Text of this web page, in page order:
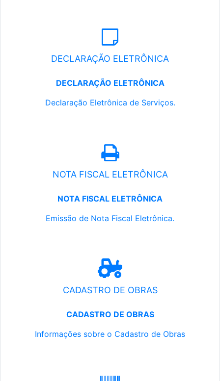
DECLARAÇÃO ELETRÔNICA
DECLARAÇÃO ELETRÔNICA
Declaração Eletrônica de Serviços.
NOTA FISCAL ELETRÔNICA
NOTA FISCAL ELETRÔNICA
Emissão de Nota Fiscal Eletrônica.
CADASTRO DE OBRAS
CADASTRO DE OBRAS
Informações sobre o Cadastro de Obras